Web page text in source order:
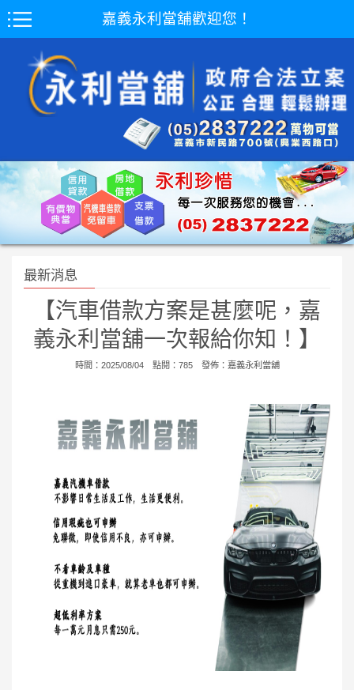
嘉義永利當舖歡迎您！
最新消息
【汽車借款方案是甚麼呢，嘉
義永利當舖一次報給你知！】
時間：2025/08/04 點閱：785 發佈： 嘉義永利當舖